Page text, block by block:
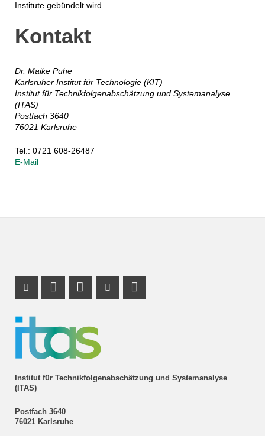
Institute gebündelt wird.
Kontakt
Dr. Maike Puhe
Karlsruher Institut für Technologie (KIT)
Institut für Technikfolgenabschätzung und Systemanalyse
(ITAS)
Postfach 3640
76021 Karlsruhe
Tel.: 0721 608-26487
E-Mail
Institut für Technikfolgenabschätzung und Systemanalyse
(ITAS)
Postfach 3640
76021 Karlsruhe
Instagram Profil
Profil Mastodon
LinkedIn Profil
Youtube Profil
RSS-Link